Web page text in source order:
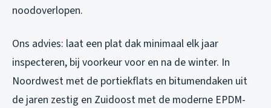
noodoverlopen.
Ons advies: laat een plat dak minimaal elk jaar
inspecteren, bij voorkeur voor en na de winter. In
Noordwest met de portiekflats en bitumendaken uit
de jaren zestig en Zuidoost met de moderne EPDM-